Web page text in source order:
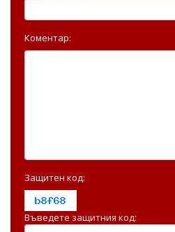
Коментар:
Защитен код:
Въведете защитния код: